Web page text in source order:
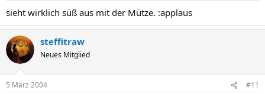
sieht wirklich süß aus mit der Mütze. :applaus
steffitraw
Neues Mitglied
5 März 2004 #11